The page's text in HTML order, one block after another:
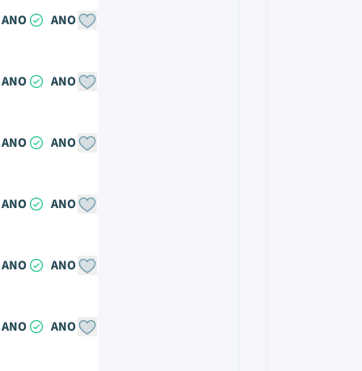
ANO ANO
ANO ANO
ANO ANO
ANO ANO
ANO ANO
ANO ANO